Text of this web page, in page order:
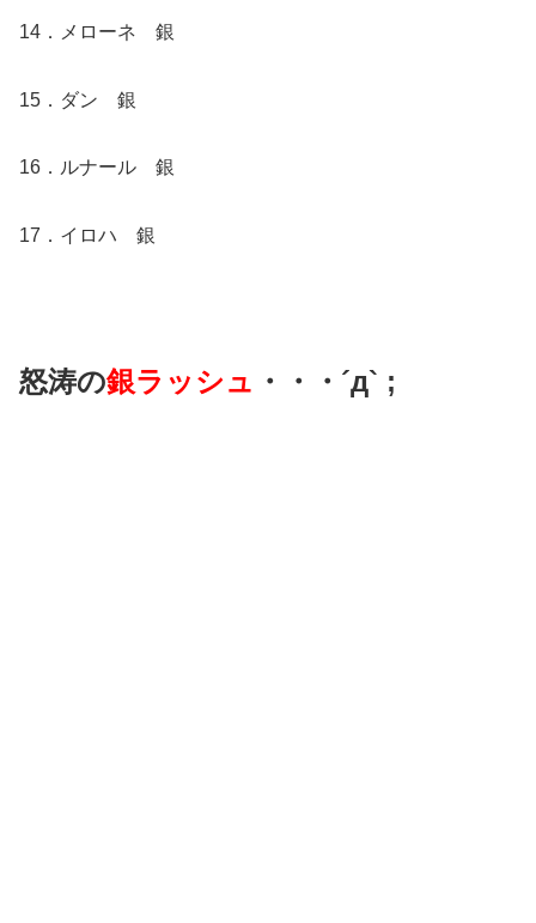
14．メローネ 銀
15．ダン 銀
16．ルナール 銀
17．イロハ 銀
怒涛の銀ラッシュ ・・・´д` ;